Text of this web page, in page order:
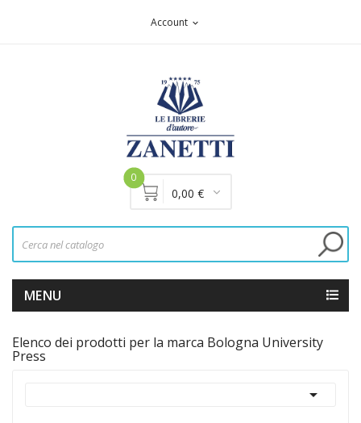
Account expand_more
0
0,00 €
MENU
Elenco dei prodotti per la marca Bologna University
Press
